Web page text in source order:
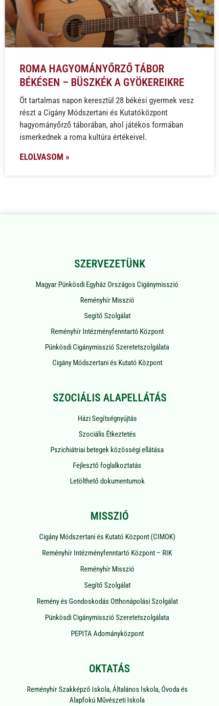
ROMA HAGYOMÁNYŐRZŐ TÁBOR
BÉKÉSEN – BÜSZKÉK A GYÖKEREIKRE
Öt tartalmas napon keresztül 28 békési gyermek vesz
részt a Cigány Módszertani és Kutatóközpont
hagyományőrző táborában, ahol játékos formában
ismerkednek a roma kultúra értékeivel.
ELOLVASOM »
SZERVEZETÜNK
Magyar Pünkösdi Egyház Országos Cigánymisszió
Reményhír Misszió
Segítő Szolgálat
Reményhír Intézményfenntartó Központ
Pünkösdi Cigánymisszió Szeretetszolgálata
Cigány Módszertani és Kutató Központ
SZOCIÁLIS ALAPELLÁTÁS
Házi Segítségnyújtás
Szociális Étkeztetés
Pszichiátriai betegek közösségi ellátása
Fejlesztő foglalkoztatás
Letölthető dokumentumok
MISSZIÓ
Cigány Módszertani és Kutató Központ (CIMOK)
Reményhír Intézményfenntartó Központ – RIK
Reményhír Misszió
Segítő Szolgálat
Remény és Gondoskodás Otthonápolási Szolgálat
Pünkösdi Cigánymisszió Szeretetszolgálata
PEPITA Adományközpont
OKTATÁS
Reményhír Szakképző Iskola, Általános Iskola, Óvoda és
Alapfokú Művészeti Iskola